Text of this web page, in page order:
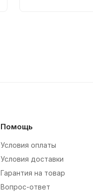
Помощь
Условия оплаты
Условия доставки
Гарантия на товар
Вопрос-ответ